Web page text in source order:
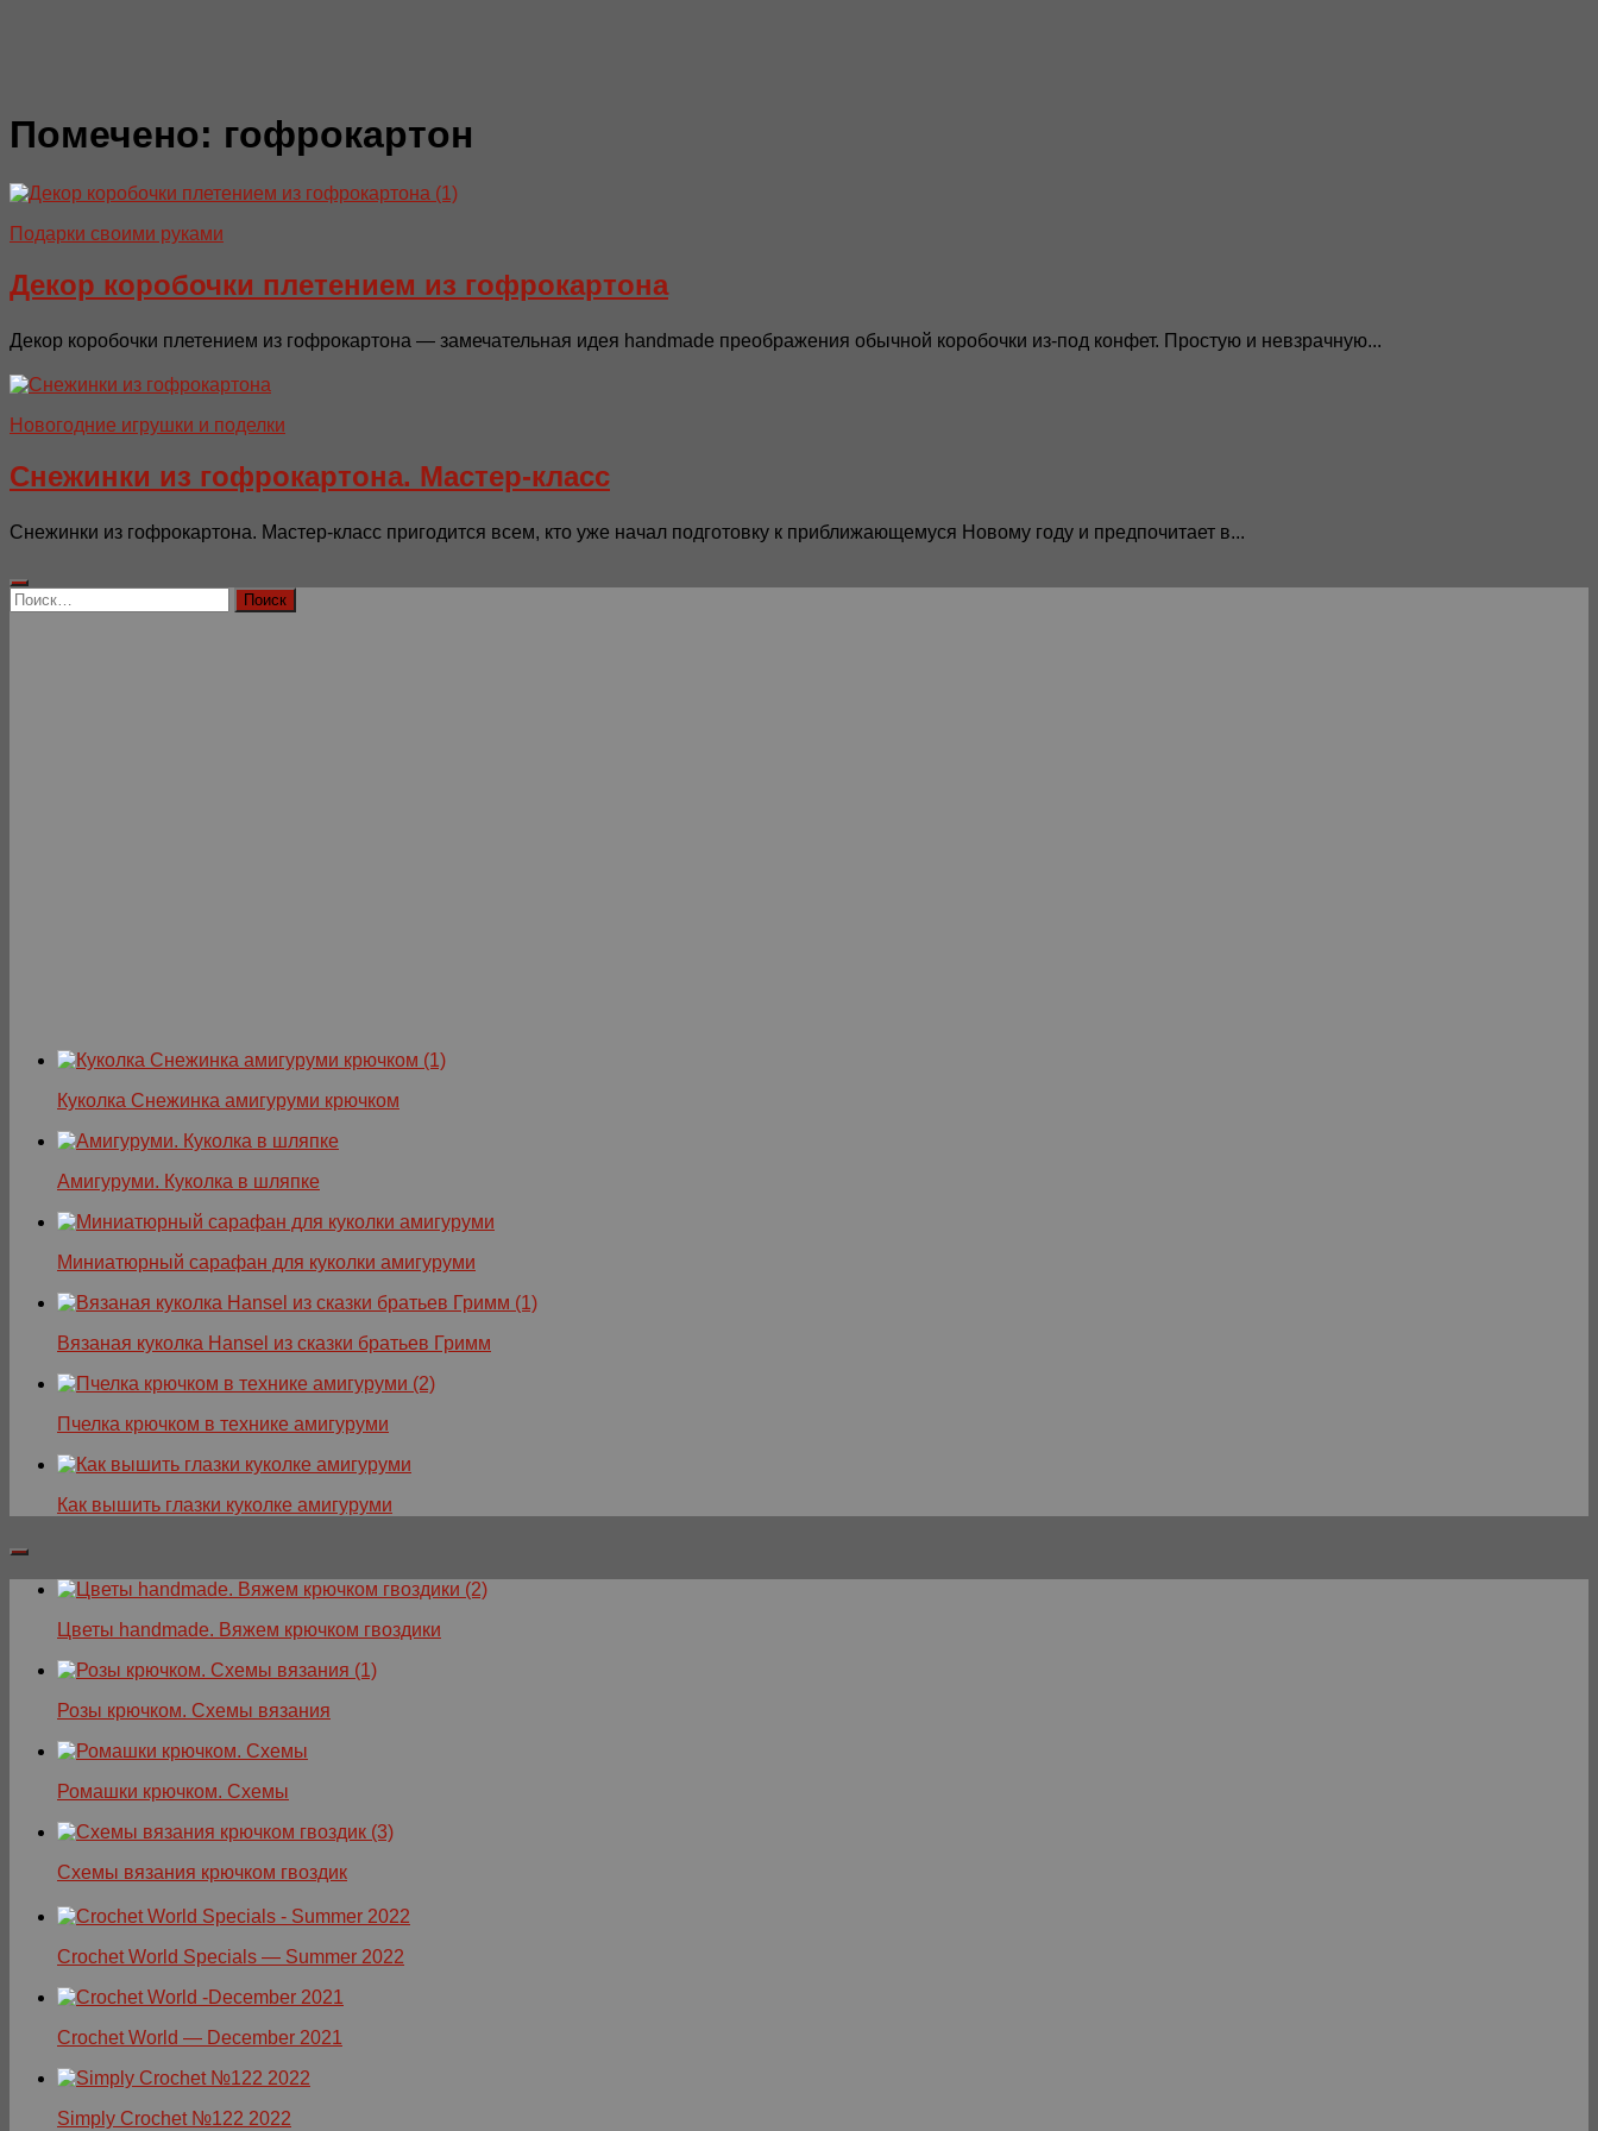
Помечено: гофрокартон
Подарки своими руками
Декор коробочки плетением из гофрокартона
Декор коробочки плетением из гофрокартона — замечательная идея handmade преображения обычной коробочки из-под конфет. Простую и невзрачную...
Новогодние игрушки и поделки
Снежинки из гофрокартона. Мастер-класс
Снежинки из гофрокартона. Мастер-класс пригодится всем, кто уже начал подготовку к приближающемуся Новому году и предпочитает в...
Найти:
Куколка Снежинка амигуруми крючком
Амигуруми. Куколка в шляпке
Миниатюрный сарафан для куколки амигуруми
Вязаная куколка Hansel из сказки братьев Гримм
Пчелка крючком в технике амигуруми
Как вышить глазки куколке амигуруми
Цветы handmade. Вяжем крючком гвоздики
Розы крючком. Схемы вязания
Ромашки крючком. Схемы
Схемы вязания крючком гвоздик
Crochet World Specials — Summer 2022
Crochet World — December 2021
Simply Crochet №122 2022